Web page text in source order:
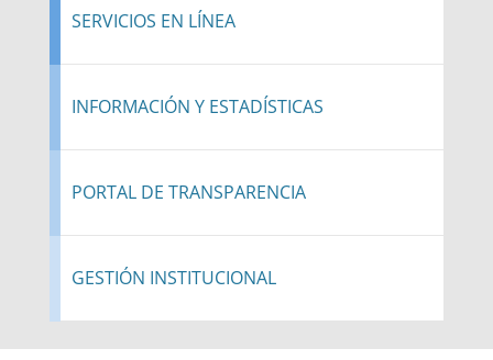
SERVICIOS EN LÍNEA
INFORMACIÓN Y ESTADÍSTICAS
PORTAL DE TRANSPARENCIA
GESTIÓN INSTITUCIONAL